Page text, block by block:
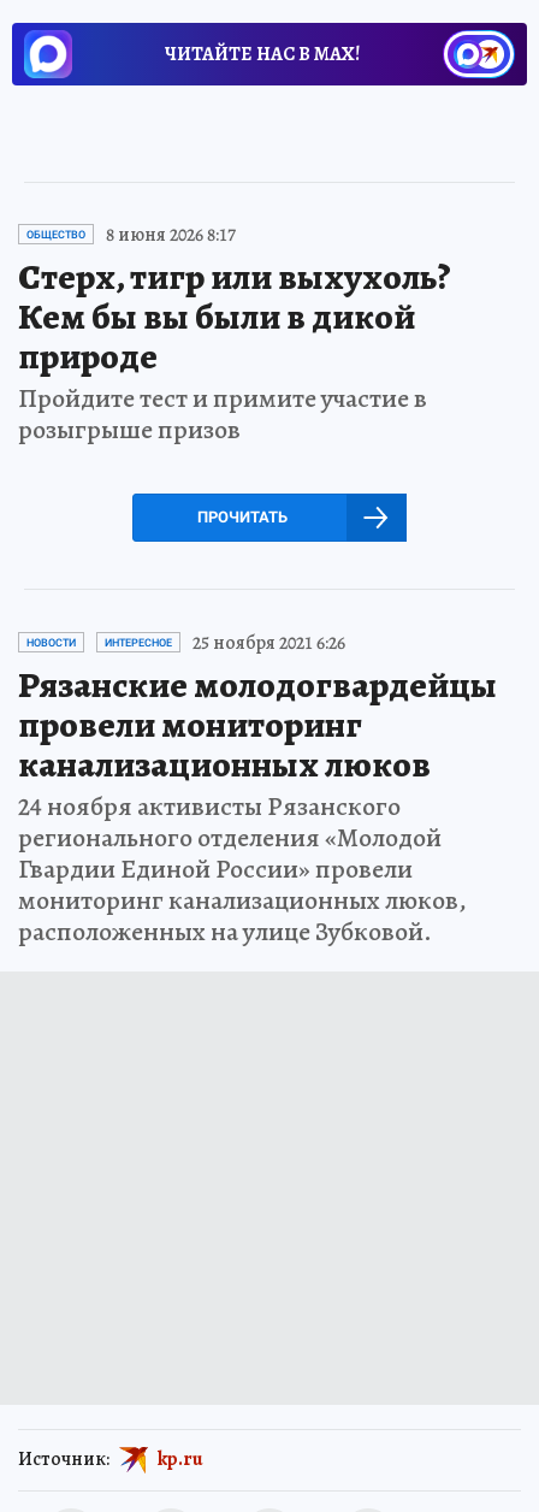
ЧИТАЙТЕ НАС В МАХ!
ОБЩЕСТВО 8 июня 2026 8:17
Стерх, тигр или выхухоль?
Кем бы вы были в дикой
природе
Пройдите тест и примите участие в
розыгрыше призов
ПРОЧИТАТЬ
НОВОСТИ ИНТЕРЕСНОЕ 25 ноября 2021 6:26
Рязанские молодогвардейцы
провели мониторинг
канализационных люков
24 ноября активисты Рязанского
регионального отделения «Молодой
Гвардии Единой России» провели
мониторинг канализационных люков,
расположенных на улице Зубковой.
Источник: kp.ru